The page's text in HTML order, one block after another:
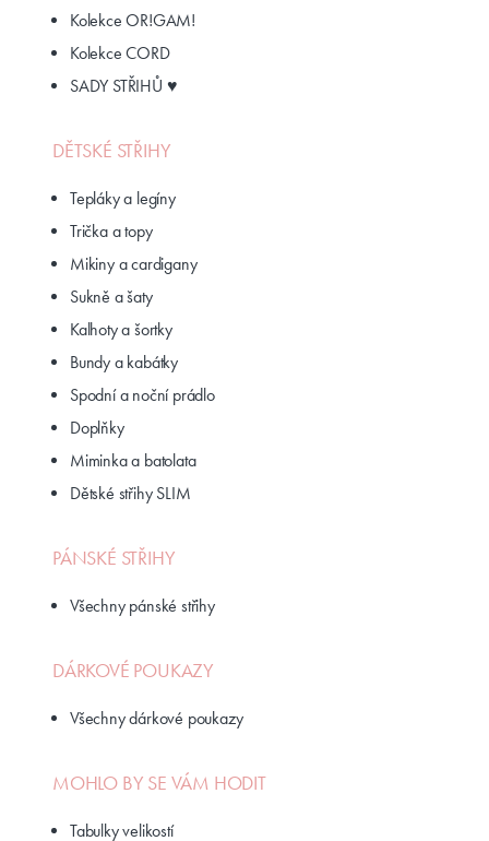
Kolekce OR!GAM!
Kolekce CORD
SADY STŘIHŮ ♥
DĚTSKÉ STŘIHY
Tepláky a legíny
Trička a topy
Mikiny a cardigany
Sukně a šaty
Kalhoty a šortky
Bundy a kabátky
Spodní a noční prádlo
Doplňky
Miminka a batolata
Dětské střihy SLIM
PÁNSKÉ STŘIHY
Všechny pánské střihy
DÁRKOVÉ POUKAZY
Všechny dárkové poukazy
MOHLO BY SE VÁM HODIT
Tabulky velikostí